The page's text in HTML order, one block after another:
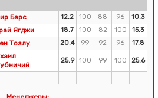
Барс 12.2 100 88 96
10.3
Ягджи 18.7 100 82 100
15.3
Тозлу 20.4 99 92 96 17.8
25.9 100 99 100 25.6